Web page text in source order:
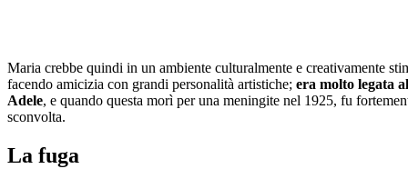
Maria crebbe quindi in un ambiente culturalmente e creativamente
facendo amicizia con grandi personalità artistiche; era molto legata
Adele, e quando questa morì per una meningite nel 1925, fu
sconvolta.
La fuga